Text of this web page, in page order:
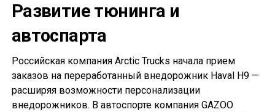
Развитие тюнинга и
автоспарта
Российская компания Arctic Trucks начала прием
заказов на переработанный внедорожник Haval H9 —
расширяя возможности персонализации
внедорожников. В автоспорте компания GAZOO